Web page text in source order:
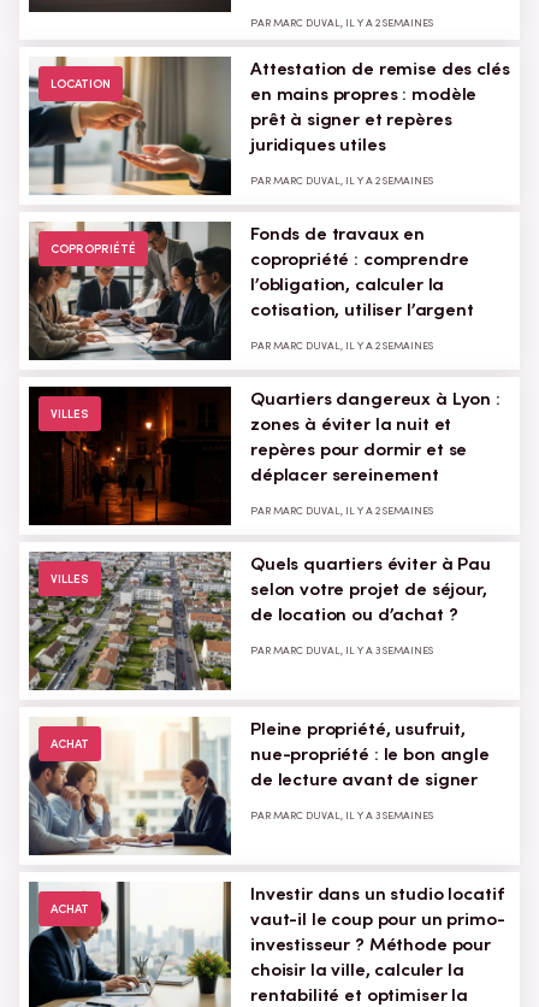
PAR MARC DUVAL, IL Y A 2 SEMAINES
LOCATION
Attestation de remise des clés
en mains propres : modèle
prêt à signer et repères
juridiques utiles
PAR MARC DUVAL, IL Y A 2 SEMAINES
COPROPRIÉTÉ
Fonds de travaux en
copropriété : comprendre
l’obligation, calculer la
cotisation, utiliser l’argent
PAR MARC DUVAL, IL Y A 2 SEMAINES
VILLES
Quartiers dangereux à Lyon :
zones à éviter la nuit et
repères pour dormir et se
déplacer sereinement
PAR MARC DUVAL, IL Y A 2 SEMAINES
VILLES
Quels quartiers éviter à Pau
selon votre projet de séjour,
de location ou d’achat ?
PAR MARC DUVAL, IL Y A 3 SEMAINES
ACHAT
Pleine propriété, usufruit,
nue-propriété : le bon angle
de lecture avant de signer
PAR MARC DUVAL, IL Y A 3 SEMAINES
ACHAT
Investir dans un studio locatif
vaut-il le coup pour un primo-
investisseur ? Méthode pour
choisir la ville, calculer la
rentabilité et optimiser la